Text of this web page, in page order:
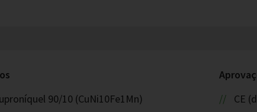
90/10 (CuNi10Fe1Mn)
CE